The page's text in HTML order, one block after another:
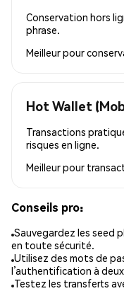
Conservation hors
phrase.
Meilleur pour
Hot Wallet
Transactions
risques en ligne.
Meilleur pour
Conseils pro:
Sauvegardez les seed
en toute sécurité.
Utilisez des mots de
l’authentification à
Testez les transferts